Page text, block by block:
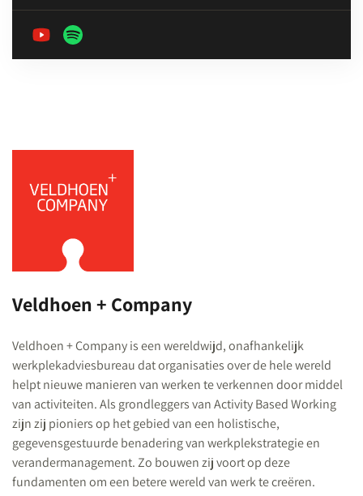
Veldhoen + Company
Veldhoen + Company is een wereldwijd, onafhankelijk
werkplekadviesbureau dat organisaties over de hele wereld
helpt nieuwe manieren van werken te verkennen door middel
van activiteiten. Als grondleggers van Activity Based Working
zijn zij pioniers op het gebied van een holistische,
gegevensgestuurde benadering van werkplekstrategie en
verandermanagement. Zo bouwen zij voort op deze
fundamenten om een betere wereld van werk te creëren.